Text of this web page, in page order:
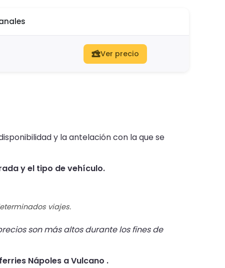
Ver precio
y la antelación con la que se
y el tipo de vehículo.
viajes.
son más altos durante los fines de
Nápoles a Vulcano .